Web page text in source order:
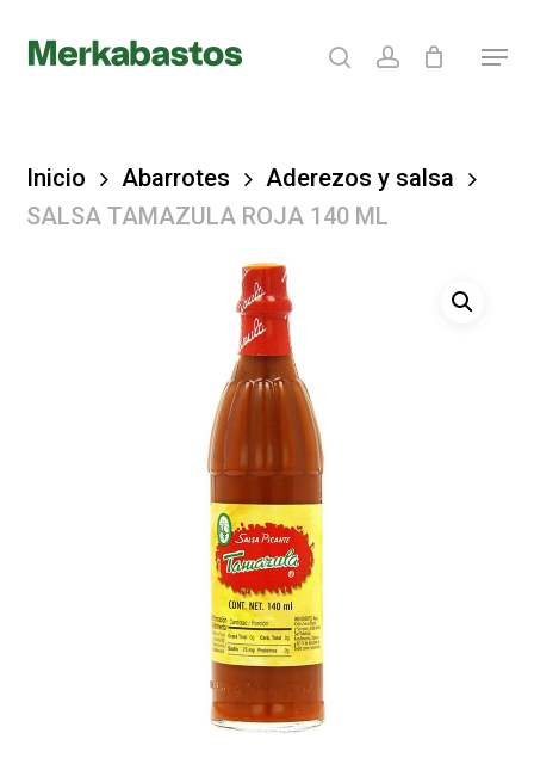
searchaccount Menu
Inicio Abarrotes
Aderezos y salsa
SALSA TAMAZULA ROJA 140 ML
Close